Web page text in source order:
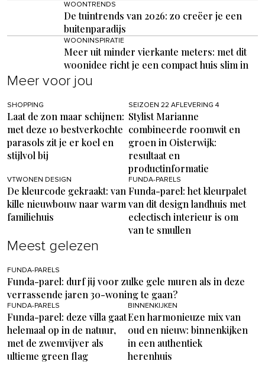
WOONTRENDS
De tuintrends van 2026: zo creëer je een
buitenparadijs
WOONINSPIRATIE
Meer uit minder vierkante meters: met dit
woonidee richt je een compact huis slim in
Meer voor jou
SHOPPING
Laat de zon maar schijnen:
met deze 10 bestverkochte
parasols zit je er koel en
stijlvol bij
SEIZOEN 22 AFLEVERING 4
Stylist Marianne
combineerde roomwit en
groen in Oisterwijk:
resultaat en
productinformatie
VTWONEN DESIGN
De kleurcode gekraakt: van
kille nieuwbouw naar warm
familiehuis
FUNDA-PARELS
Funda-parel: het kleurpalet
van dit design landhuis met
eclectisch interieur is om
van te smullen
Meest gelezen
FUNDA-PARELS
Funda-parel: durf jij voor zulke gele muren als in deze
verrassende jaren 30-woning te gaan?
FUNDA-PARELS
Funda-parel: deze villa gaat
helemaal op in de natuur,
met de zwemvijver als
ultieme green flag
BINNENKIJKEN
Een harmonieuze mix van
oud en nieuw: binnenkijken
in een authentiek
herenhuis